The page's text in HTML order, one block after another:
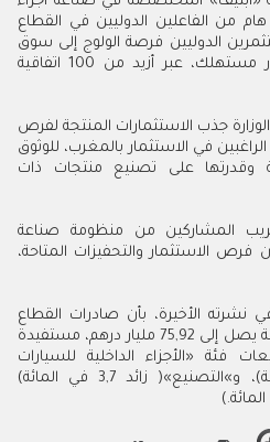
من الفاعلين الدوليين في القطاع
الدوليين فرصة الولوج إلى سوق
3 مليار مستهلك، عبر أزيد من 100 اتفاقية
جذب الاستثمارات المنتجة لفرص
في الاستثمار بالمغرب، للوثوق
وقدرتها على تصنيع منتجات ذات
المشاركين من منظومة صناعة
فرص الاستثمار والتحفيزات المتاحة،
الأخيرة، بأن صادرات القطاع
,
75 مليار درهم، مستفيدة
فئة «الأجزاء الداخلية للسيارات
,
3 في المائة)